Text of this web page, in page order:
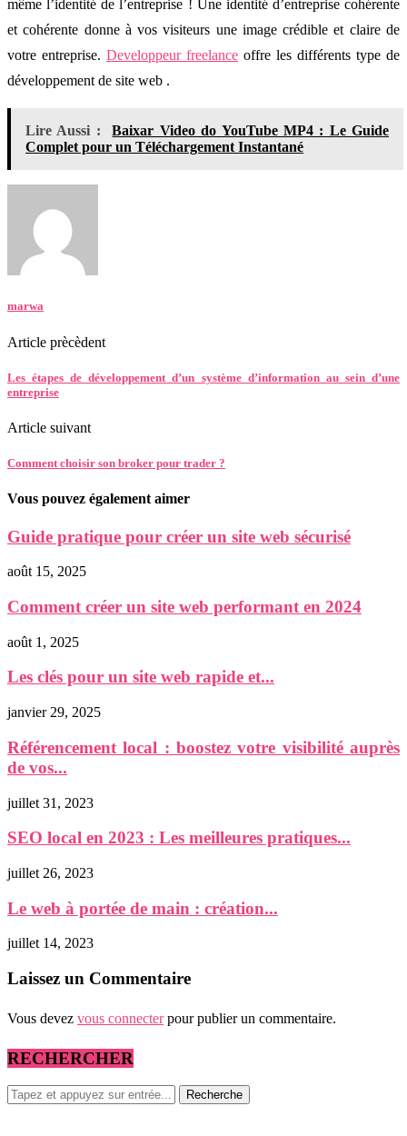
même l’identité de l’entreprise ! Une identité d’entreprise cohérente
et cohérente donne à vos visiteurs une image crédible et claire de
votre entreprise. Developpeur freelance offre les différents type de
développement de site web .
Lire Aussi :
Baixar Video do YouTube MP4 : Le Guide
Complet pour un Téléchargement Instantané
marwa
Article prècèdent
Les étapes de développement d’un système d’information au sein d’une
entreprise
Article suivant
Comment choisir son broker pour trader ?
Vous pouvez également aimer
Guide pratique pour créer un site web sécurisé
août 15, 2025
Comment créer un site web performant en 2024
août 1, 2025
Les clés pour un site web rapide et...
janvier 29, 2025
Référencement local : boostez votre visibilité auprès
de vos...
juillet 31, 2023
SEO local en 2023 : Les meilleures pratiques...
juillet 26, 2023
Le web à portée de main : création...
juillet 14, 2023
Laissez un Commentaire
Vous devez vous connecterpour publier un commentaire.
RECHERCHER